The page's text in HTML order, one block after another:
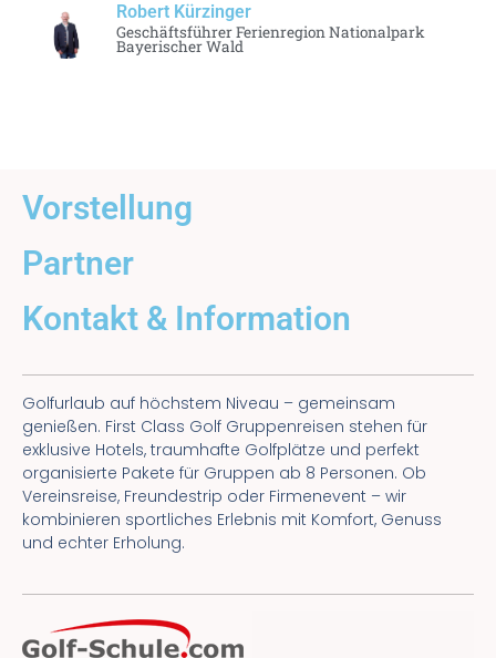
Robert Kürzinger
Geschäftsführer Ferienregion Nationalpark
Bayerischer Wald
Vorstellung
Partner
Kontakt & Information
Golfurlaub auf höchstem Niveau – gemeinsam
genießen. First Class Golf Gruppenreisen stehen für
exklusive Hotels, traumhafte Golfplätze und perfekt
organisierte Pakete für Gruppen ab 8 Personen. Ob
Vereinsreise, Freundestrip oder Firmenevent – wir
kombinieren sportliches Erlebnis mit Komfort, Genuss
und echter Erholung.